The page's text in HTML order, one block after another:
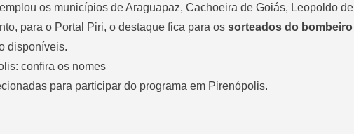
os municípios de Araguapaz, Cachoeira de Goiás, Leopoldo de
para o Portal Piri, o destaque fica para os sorteados do bombeiro
disponíveis.
confira os nomes
para participar do programa em Pirenópolis.